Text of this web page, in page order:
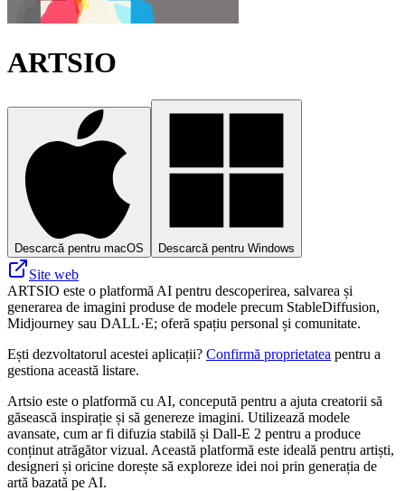
ARTSIO
Descarcă pentru macOS Descarcă pentru Windows
Site web
ARTSIO este o platformă AI pentru descoperirea, salvarea și
generarea de imagini produse de modele precum StableDiffusion,
Midjourney sau DALL·E; oferă spațiu personal și comunitate.
Ești dezvoltatorul acestei aplicații? Confirmă proprietatea pentru a
gestiona această listare.
Artsio este o platformă cu AI, concepută pentru a ajuta creatorii să
găsească inspirație și să genereze imagini. Utilizează modele
avansate, cum ar fi difuzia stabilă și Dall-E 2 pentru a produce
conținut atrăgător vizual. Această platformă este ideală pentru artiști,
designeri și oricine dorește să exploreze idei noi prin generația de
artă bazată pe AI.